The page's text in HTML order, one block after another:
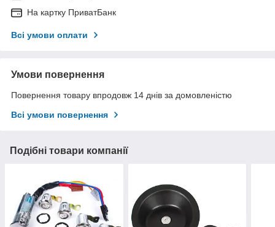
На картку ПриватБанк
Всі умови оплати
Умови повернення
Повернення товару впродовж 14 днів за домовленістю
Всі умови повернення
Подібні товари компанії